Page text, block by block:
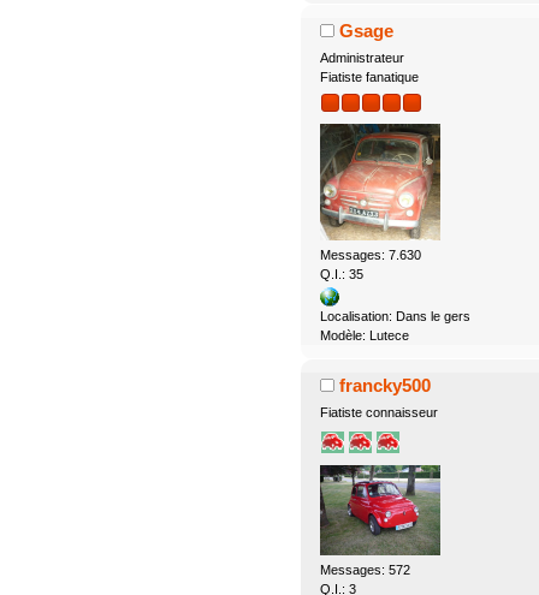
Gsage
Administrateur
Fiatiste fanatique
Messages: 7.630
Q.I.: 35
Localisation: Dans le gers
Modèle: Lutece
francky500
Fiatiste connaisseur
Messages: 572
Q.I.: 3